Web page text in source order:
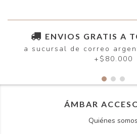
ENVIOS GRATIS A
a sucursal de correo
+$80.000
ÁMBAR
Quiénes somos